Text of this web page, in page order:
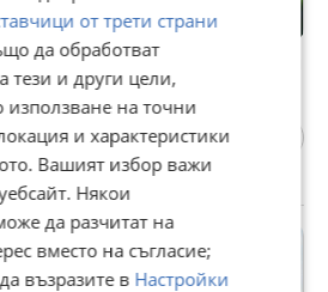
Стамболийски, област Добрич
20 февруари
от трети страни
да обработват
тези и други цели,
на точни
и характеристики
Вашият избор важи
Някои
да разчитат на
вместо на съгласие;
възразите в Настройки